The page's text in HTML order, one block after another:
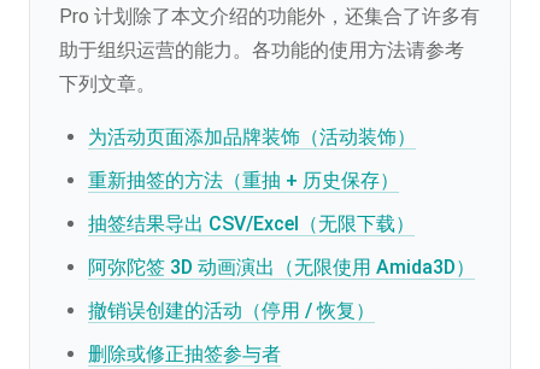
Pro 计划除了本文介绍的功能外，还集合了许多有
助于组织运营的能力。各功能的使用方法请参考
下列文章。
为活动页面添加品牌装饰（活动装饰）
重新抽签的方法（重抽 + 历史保存）
抽签结果导出 CSV/Excel（无限下载）
阿弥陀签 3D 动画演出（无限使用 Amida3D）
撤销误创建的活动（停用 / 恢复）
删除或修正抽签参与者